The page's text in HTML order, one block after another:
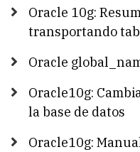
Oracle 10g:
transportando
Oracle
Oracle10g:
la base de datos
Oracle10g: